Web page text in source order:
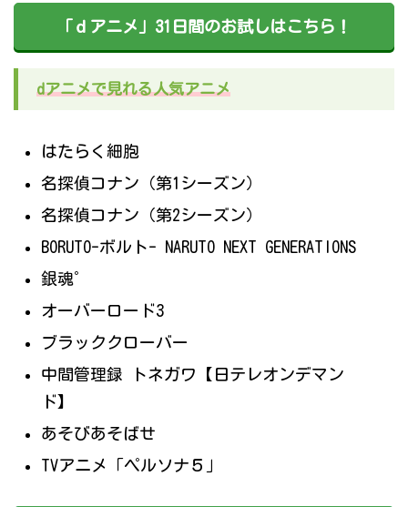
「ｄアニメ」31日間のお試しはこちら！
dアニメで見れる人気アニメ
はたらく細胞
名探偵コナン（第1シーズン）
名探偵コナン（第2シーズン）
BORUTO-ボルト- NARUTO NEXT GENERATIONS
銀魂゜
オーバーロード3
ブラッククローバー
中間管理録 トネガワ【日テレオンデマン
ド】
あそびあそばせ
TVアニメ「ペルソナ５」